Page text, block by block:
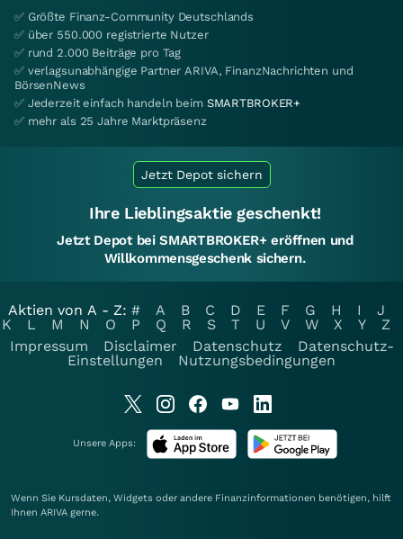
✅ Größte Finanz-Community Deutschlands
✅ über 550.000 registrierte Nutzer
✅ rund 2.000 Beiträge pro Tag
✅ verlagsunabhängige Partner ARIVA, FinanzNachrichten und
BörsenNews
✅ Jederzeit einfach handeln beim SMARTBROKER+
✅ mehr als 25 Jahre Marktpräsenz
Jetzt Depot sichern
Ihre Lieblingsaktie geschenkt!
Jetzt Depot bei SMARTBROKER+ eröffnen und
Willkommensgeschenk sichern.
Aktien von A - Z: # A B C D E F G H I
J
K
L M N O P Q R S T U V W X Y
Z
Impressum
Disclaimer Datenschutz
Datenschutz-
Einstellungen
Nutzungsbedingungen
Unsere Apps:
Wenn Sie Kursdaten, Widgets oder andere Finanzinformationen benötigen, hilft
Ihnen ARIVA gerne.